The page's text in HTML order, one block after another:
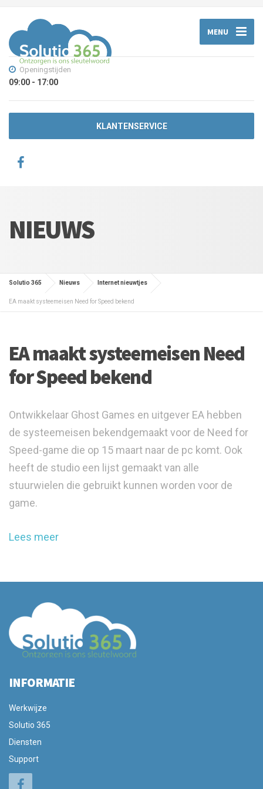
MENU
Openingstijden
09:00 - 17:00
KLANTENSERVICE
NIEUWS
Solutio 365 Nieuws Internet nieuwtjes
EA maakt systeemeisen Need for Speed bekend
EA maakt systeemeisen Need
for Speed bekend
Ontwikkelaar Ghost Games en uitgever EA hebben
de systeemeisen bekendgemaakt voor de Need for
Speed-game die op 15 maart naar de pc komt. Ook
heeft de studio een lijst gemaakt van alle
stuurwielen die gebruikt kunnen worden voor de
game.
Lees meer
INFORMATIE
Werkwijze
Solutio 365
Diensten
Support